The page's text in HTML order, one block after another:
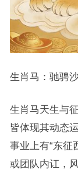
生肖马：驰骋
生肖马天生与
皆体现其动态
事业上有“东征
或团队内讧，